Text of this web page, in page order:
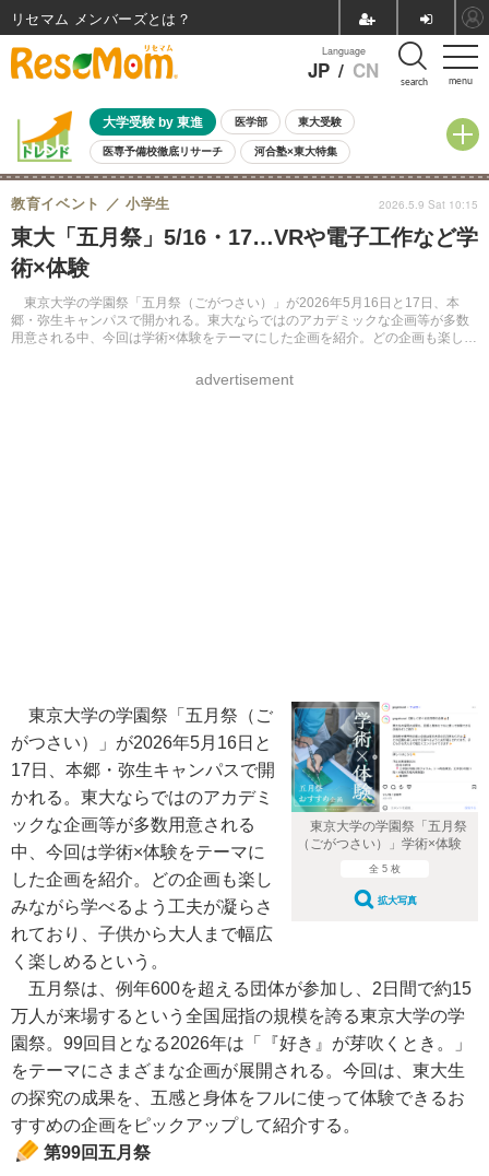
menu
Language
JP / CN search
大学受験 by 東進 医学部 東大受験
医専予備校徹底リサーチ 河合塾×東大特集
親子で考える大学選び 高校受験 中学受験 小学校受験
共通テスト 夏休み
8月開催イベント・WS 全国公立高校 過去問 人気記事
自由研究教材（小学生向け）
東大「五月祭」5/16・17…VRや電子工作など学
術×体験
東京大学の学園祭「五月祭（ごがつさい）」が2026年5月16日と17日、本
郷・弥生キャンパスで開かれる。東大ならではのアカデミックな企画等が多数
用意される中、今回は学術×体験をテーマにした企画を紹介。どの企画も楽しみ
教育イベント 小学生
advertisement
2026.5.9 Sat 10:15
東京大学の学園祭「五月祭
（ごがつさい）」学術×体験
全 5 枚
拡大写真
東京大学の学園祭「五月祭（ご
がつさい）」が2026年5月16日と
17日、本郷・弥生キャンパスで開
かれる。東大ならではのアカデミ
ックな企画等が多数用意される
中、今回は学術×体験をテーマに
した企画を紹介。どの企画も楽し
みながら学べるよう工夫が凝らさ
れており、子供から大人まで幅広
く楽しめるという。
五月祭は、例年600を超える団体が参加し、2日間で約15
万人が来場するという全国屈指の規模を誇る東京大学の学
園祭。99回目となる2026年は「『好き』が芽吹くとき。」
をテーマにさまざまな企画が展開される。今回は、東大生
の探究の成果を、五感と身体をフルに使って体験できるお
すすめの企画をピックアップして紹介する。
第99回五月祭
リセマム メンバーズ